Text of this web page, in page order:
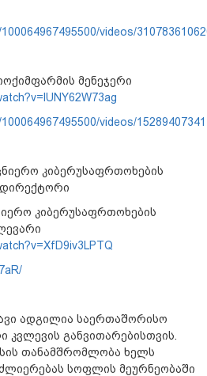
videos/
მენეჯერი
videos/
კიბერუსაფრთოხების
დირექტორი
კიბერუსაფრთოხების
ადგილია საერთაშორისო
განვითარებისთვის.
თანამშრომლობა ხელს
სოფლის მეურნეობაში